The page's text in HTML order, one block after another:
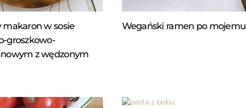
makaron w sosie
groszkowo-
z wędzonym
Wegański ramen po mojemu